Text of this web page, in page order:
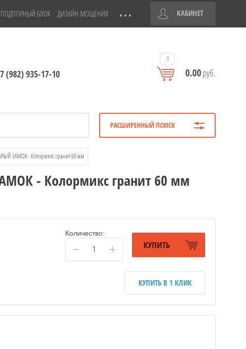
ПОДПОРНЫЙ БЛОК ДИЗАЙН МОЩЕНИЯ КАБИНЕТ
(982) 935-17-10
0
0.00руб.
РАСШИРЕННЫЙ ПОИСК
ЗАМОК - Колормикс гранит 60 мм
- Колормикс гранит 60 мм
Количество:
− + КУПИТЬ
КУПИТЬ В 1 КЛИК